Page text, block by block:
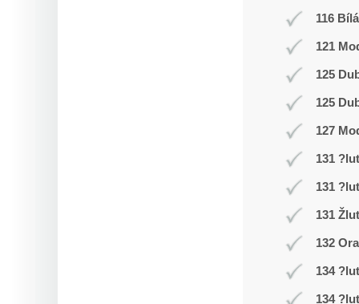
116 Bílá
121
125
125
127
131 ?lut
131 ?lut
131
132
134 ?lut
134 ?lut